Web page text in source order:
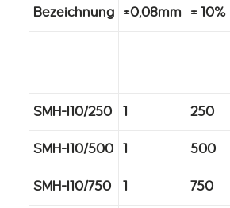
Bezeichnung
±0,08mm
± 10%
SMH-I10/250 1 250
SMH-I10/500 1 500
SMH-I10/750 1 750